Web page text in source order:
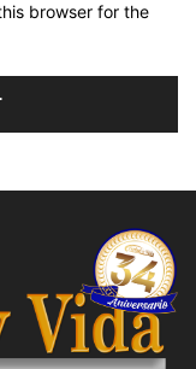
browser for the